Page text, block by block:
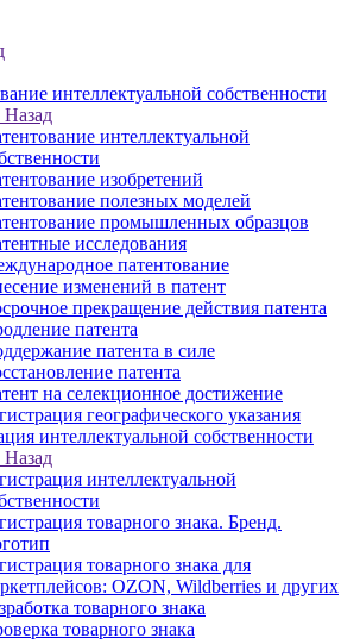
интеллектуальной собственности
Назад
интеллектуальной
изобретений
полезных моделей
промышленных образцов
исследования
патентование
изменений в патент
прекращение действия патента
патента
патента в силе
патента
на селекционное достижение
географического указания
интеллектуальной собственности
Назад
интеллектуальной
товарного знака. Бренд.
товарного знака для
OZON, Wildberries и других
товарного знака
товарного знака